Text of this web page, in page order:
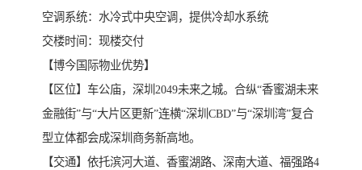
空调系统：水冷式中央空调，提供冷却水系统
交楼时间：现楼交付
【博今国际物业优势】
【区位】车公庙，深圳2049未来之城。合纵“香蜜湖未来
金融街”与“大片区更新”连横“深圳CBD”与“深圳湾”复合
型立体都会成深圳商务新高地。
【交通】依托滨河大道、香蜜湖路、深南大道、福强路4